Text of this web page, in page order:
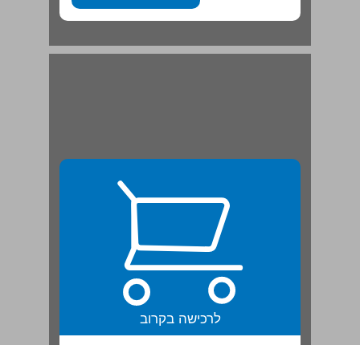
העולם שטוח או עגול? | מאמר ... 16
לרכישה בקרוב